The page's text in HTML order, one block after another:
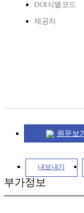
DOI식별코드
제공처
원문보기
내보내기
부가정보